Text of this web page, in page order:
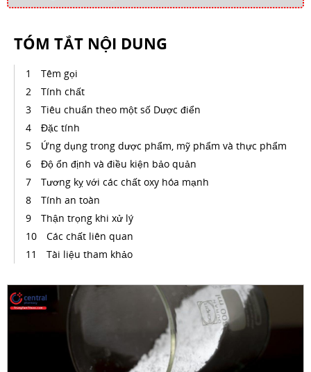
TÓM TẮT NỘI DUNG
Têm gọi
Tính chất
Tiêu chuẩn theo một số Dược điển
Đặc tính
Ứng dụng trong dược phẩm, mỹ phẩm và thực phẩm
Độ ổn định và điều kiện bảo quản
Tương kỵ với các chất oxy hóa mạnh
Tính an toàn
Thận trọng khi xử lý
Các chất liên quan
Tài liệu tham khảo